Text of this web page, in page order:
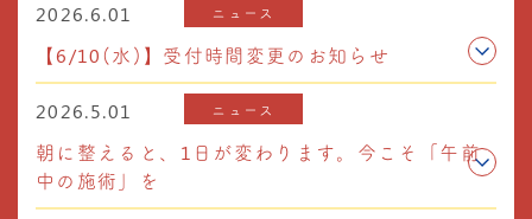
2026.6.01 ニュース
【6/10(水)】受付時間変更のお知らせ
2026.5.01 ニュース
朝に整えると、1日が変わります。今こそ「午前
中の施術」を